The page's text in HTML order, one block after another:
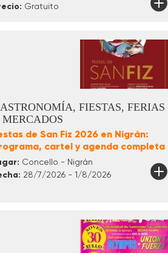
Gratuito
FIESTAS, FERIAS
de San Fiz 2026 en Nigrán:
cartel y agenda completa
Concello - Nigrán
28/7/2026 - 1/8/2026